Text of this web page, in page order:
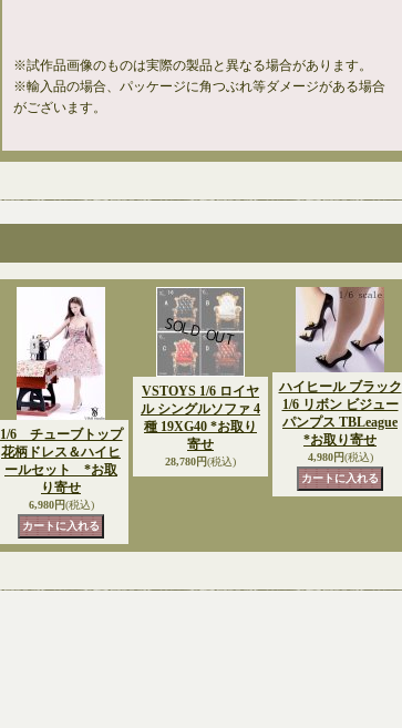
※試作品画像のものは実際の製品と異なる場合があります。
※輸入品の場合、パッケージに角つぶれ等ダメージがある場合
がございます。
1/6 チューブトップ
花柄ドレス＆ハイヒ
ールセット *お取
り寄せ
6,980円(税込)
VSTOYS 1/6 ロイヤ
ル シングルソファ 4
種 19XG40 *お取り
寄せ
28,780円(税込)
ハイヒール ブラック
1/6 リボン ビジュー
パンプス TBLeague
*お取り寄せ
4,980円(税込)